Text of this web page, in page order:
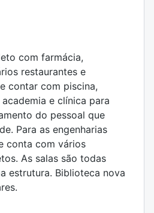
com farmácia,
restaurantes e
contar com piscina,
e clínica para
do pessoal que
Para as engenharias
conta com vários
As salas são todas
estrutura. Biblioteca nova